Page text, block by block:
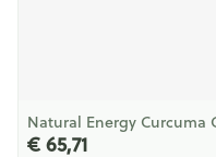
Natural Energy Curcuma
€ 65,71